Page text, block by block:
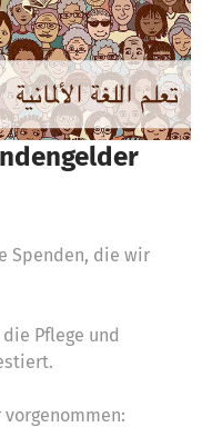
Spenden, die wir
Pflege und